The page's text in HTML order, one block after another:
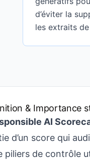
d’éviter la
les extraits
& Importance
AI
d’un score qui
piliers de contrôle